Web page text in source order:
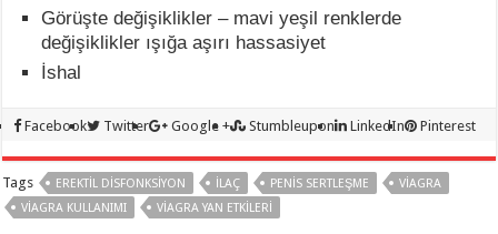
Görüşte değişiklikler – mavi yeşil renklerde
değişiklikler ışığa aşırı hassasiyet
İshal
Facebook Twitter Google + Stumbleupon LinkedIn Pinterest
Tags EREKTIL DISFONKSIYON ILAÇ PENIS SERTLEŞME
VIAGRA
VIAGRA KULLANIMI
VIAGRA YAN ETKILERI